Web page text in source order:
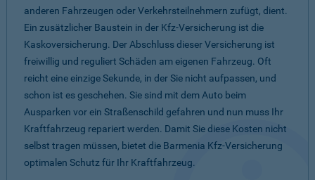
anderen Fahrzeugen oder Verkehrsteilnehmern zufügt, dient.
Ein zusätzlicher Baustein in der Kfz-Versicherung ist die
Kaskoversicherung. Der Abschluss dieser Versicherung ist
freiwillig und reguliert Schäden am eigenen Fahrzeug. Oft
reicht eine einzige Sekunde, in der Sie nicht aufpassen, und
schon ist es geschehen. Sie sind mit dem Auto beim
Ausparken vor ein Straßenschild gefahren und nun muss Ihr
Kraftfahrzeug repariert werden. Damit Sie diese Kosten nicht
selbst tragen müssen, bietet die Barmenia Kfz-Versicherung
optimalen Schutz für Ihr Kraftfahrzeug.